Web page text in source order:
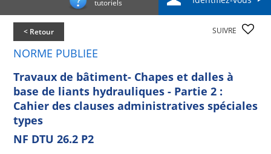
tutoriels
< Retour SUIVRE
NORME PUBLIEE
Travaux de bâtiment- Chapes et dalles à
base de liants hydrauliques - Partie 2 :
Cahier des clauses administratives spéciales
types
NF DTU 26.2 P2